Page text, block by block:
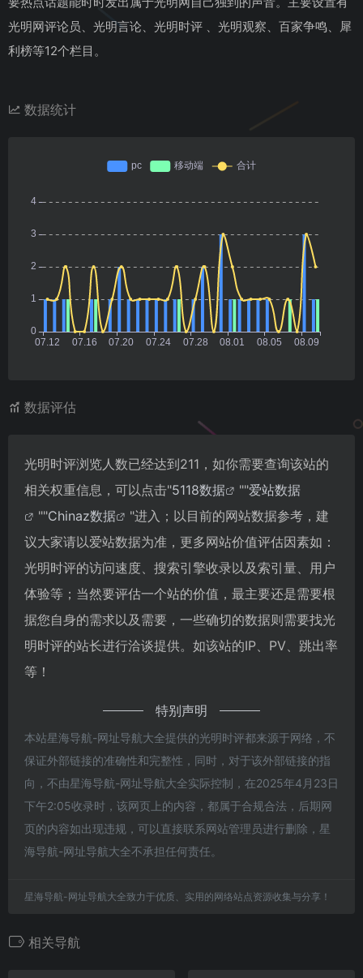
光明网评论员、光明言论、光明时评 、光明观察、百家争鸣、犀
利榜等12个栏目。
数据统计
数据评估
光明时评浏览人数已经达到211，如你需要查询该站的
相关权重信息，可以点击"5118数据 ""爱站数据
""Chinaz数据
"进入；以目前的网站数据参考，建
议大家请以爱站数据为准，更多网站价值评估因素如：
光明时评的访问速度、搜索引擎收录以及索引量、用户
体验等；当然要评估一个站的价值，最主要还是需要根
据您自身的需求以及需要，一些确切的数据则需要找光
明时评的站长进行洽谈提供。如该站的IP、PV、跳出率
等！
特别声明
本站星海导航-网址导航大全提供的光明时评都来源于网络，不
保证外部链接的准确性和完整性，同时，对于该外部链接的指
向，不由星海导航-网址导航大全实际控制，在2025年4月23日
下午2:05收录时，该网页上的内容，都属于合规合法，后期网
页的内容如出现违规，可以直接联系网站管理员进行删除，星
海导航-网址导航大全不承担任何责任。
星海导航-网址导航大全致力于优质、实用的网络站点资源收集与分享！
相关导航